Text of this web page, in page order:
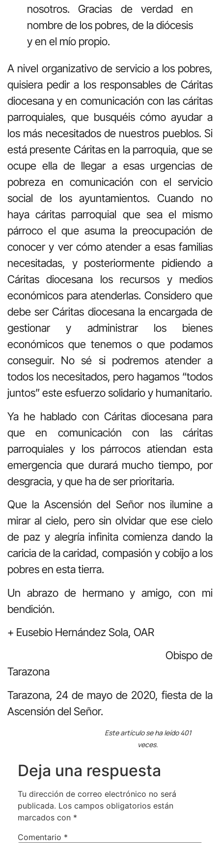
nosotros. Gracias de verdad en
nombre de los pobres, de la diócesis
y en el mío propio.
A nivel organizativo de servicio a los pobres,
quisiera pedir a los responsables de Cáritas
diocesana y en comunicación con las cáritas
parroquiales, que busquéis cómo ayudar a
los más necesitados de nuestros pueblos. Si
está presente Cáritas en la parroquia, que se
ocupe ella de llegar a esas urgencias de
pobreza en comunicación con el servicio
social de los ayuntamientos. Cuando no
haya cáritas parroquial que sea el mismo
párroco el que asuma la preocupación de
conocer y ver cómo atender a esas familias
necesitadas, y posteriormente pidiendo a
Cáritas diocesana los recursos y medios
económicos para atenderlas. Considero que
debe ser Cáritas diocesana la encargada de
gestionar y administrar los bienes
económicos que tenemos o que podamos
conseguir. No sé si podremos atender a
todos los necesitados, pero hagamos “todos
juntos” este esfuerzo solidario y humanitario.
Ya he hablado con Cáritas diocesana para
que en comunicación con las cáritas
parroquiales y los párrocos atiendan esta
emergencia que durará mucho tiempo, por
desgracia, y que ha de ser prioritaria.
Que la Ascensión del Señor nos ilumine a
mirar al cielo, pero sin olvidar que ese cielo
de paz y alegría infinita comienza dando la
caricia de la caridad, compasión y cobijo a los
pobres en esta tierra.
Un abrazo de hermano y amigo, con mi
bendición.
+ Eusebio Hernández Sola, OAR
Obispo de
Tarazona
Tarazona, 24 de mayo de 2020, fiesta de la
Ascensión del Señor.
Este artículo se ha leído 401
veces.
Deja una respuesta
Tu dirección de correo electrónico no será
publicada. Los campos obligatorios están
marcados con *
Comentario *